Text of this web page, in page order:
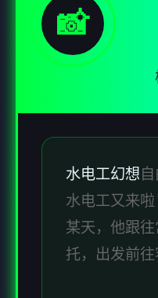
📸
水电工幻想
水电工又来啦
某天，他跟
托，出发前往